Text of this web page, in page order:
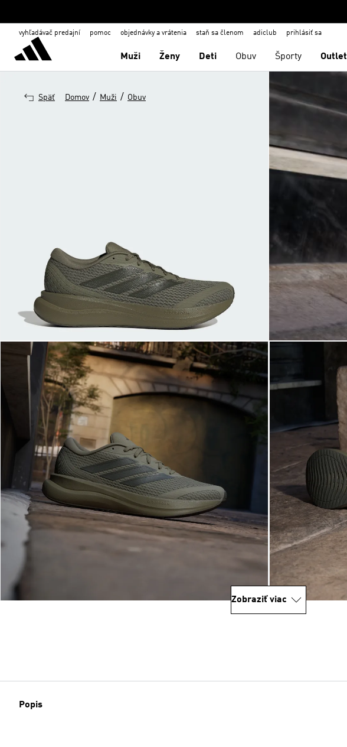
vyhľadávač predajní pomoc objednávky a vrátenia staň sa členom adiclub prihlásiť sa
Muži Ženy Deti Obuv Športy Outlet
Späť Domov / Muži / Obuv
Zobraziť viac
Popis